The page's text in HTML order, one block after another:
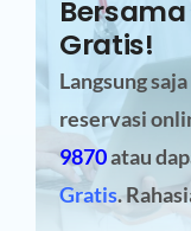
Gratis!
Langsung
reservasi
9870atau
Gratis.